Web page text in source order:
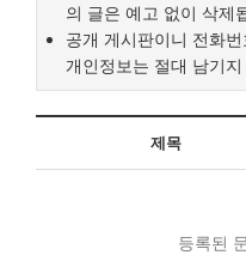
의 글은 예고 없이 삭제
공개 게시판이니 전화
개인정보는 절대 남기
제목
등록된